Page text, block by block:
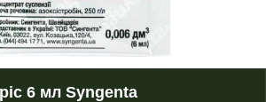
6 мл Syngenta